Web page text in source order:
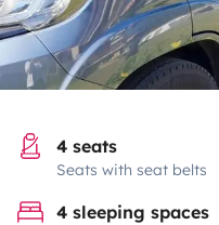
4 seats
Seats with seat belts
4 sleeping spaces